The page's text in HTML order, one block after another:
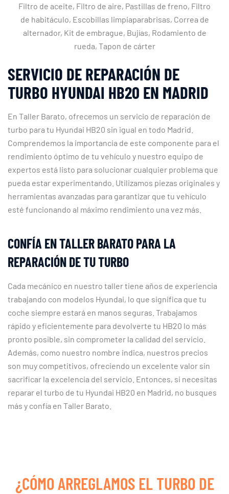
Filtro de aceite, Filtro de aire, Pastillas de freno, Filtro
de habitáculo, Escobillas limpiaparabrisas, Correa de
alternador, Kit de embrague, Bujías, Rodamiento de
rueda, Tapon de cárter
SERVICIO DE REPARACIÓN DE
TURBO HYUNDAI HB20 EN MADRID
En Taller Barato, ofrecemos un servicio de reparación de
turbo para tu Hyundai HB20 sin igual en todo Madrid.
Comprendemos la importancia de este componente para el
rendimiento óptimo de tu vehículo y nuestro equipo de
expertos está listo para solucionar cualquier problema que
pueda estar experimentando. Utilizamos piezas originales y
herramientas avanzadas para garantizar que tu vehículo
esté funcionando al máximo rendimiento una vez más.
CONFÍA EN TALLER BARATO PARA LA
REPARACIÓN DE TU TURBO
Cada mecánico en nuestro taller tiene años de experiencia
trabajando con modelos Hyundai, lo que significa que tu
coche siempre estará en manos seguras. Trabajamos
rápido y eficientemente para devolverte tu HB20 lo más
pronto posible, sin comprometer la calidad del servicio.
Además, como nuestro nombre indica, nuestros precios
son muy competitivos, ofreciendo un excelente valor sin
sacrificar la excelencia del servicio. Entonces, si necesitas
reparar el turbo de tu Hyundai HB20 en Madrid, no busques
más y confía en Taller Barato.
¿CÓMO ARREGLAMOS EL TURBO DE